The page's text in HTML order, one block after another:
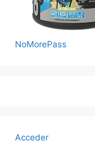
NoMorePass
Acceder